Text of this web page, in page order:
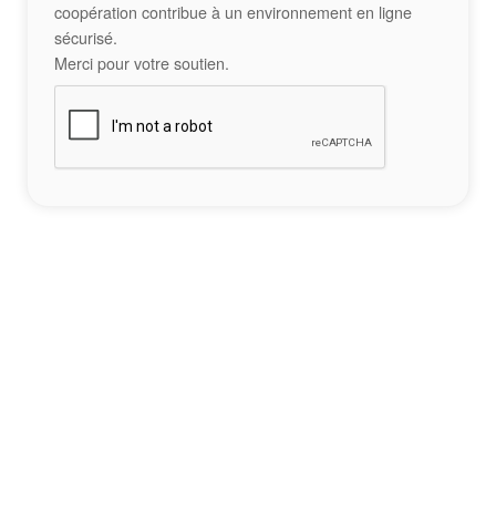
coopération contribue à un environnement en ligne
sécurisé.
Merci pour votre soutien.